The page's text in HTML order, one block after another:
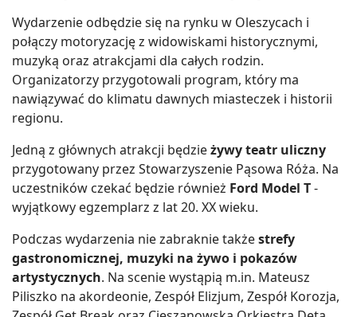
Wydarzenie odbędzie się na rynku w Oleszycach i
połączy motoryzację z widowiskami historycznymi,
muzyką oraz atrakcjami dla całych rodzin.
Organizatorzy przygotowali program, który ma
nawiązywać do klimatu dawnych miasteczek i historii
regionu.
Jedną z głównych atrakcji będzieżywy teatr uliczny
przygotowany przez Stowarzyszenie Pąsowa Róża. Na
uczestników czekać będzie również Ford Model T-
wyjątkowy egzemplarz z lat 20. XX wieku.
Podczas wydarzenia nie zabraknie takżestrefy
gastronomicznej, muzyki na żywo i pokazów
artystycznych. Na scenie wystąpią m.in. Mateusz
Piliszko na akordeonie, Zespół Elizjum, Zespół Korozja,